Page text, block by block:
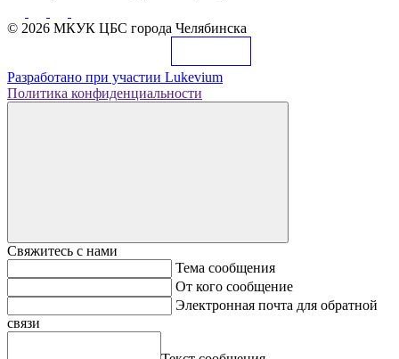
© 2026 МКУК ЦБС города Челябинска
Разработано при участии Lukevium
Политика конфиденциальности
Свяжитесь с нами
Тема сообщения
От кого сообщение
Электронная почта для обратной
связи